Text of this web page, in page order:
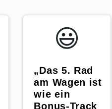
😃️
„Das 5. Rad
am Wagen ist
wie ein
Bonus-Track